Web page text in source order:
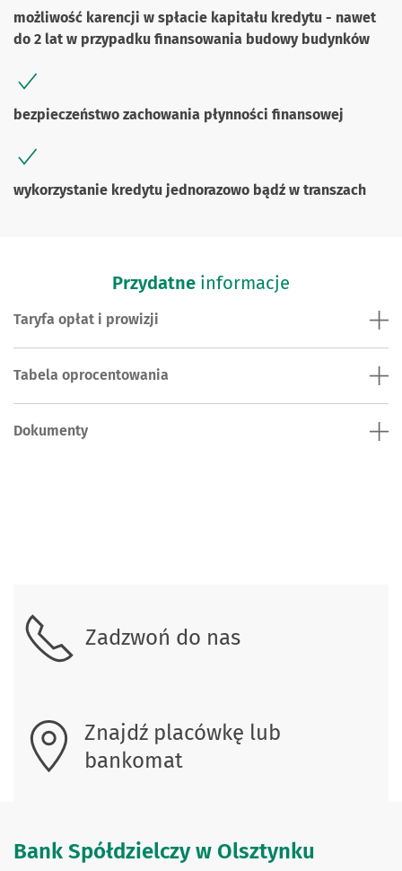
możliwość karencji w spłacie kapitału kredytu - nawet
do 2 lat w przypadku finansowania budowy budynków
bezpieczeństwo zachowania płynności finansowej
wykorzystanie kredytu jednorazowo bądź w transzach
Przydatne informacje
Taryfa opłat i prowizji
Tabela oprocentowania
Dokumenty
Zadzwoń do nas
Znajdź placówkę lub
bankomat
Bank Spółdzielczy w Olsztynku